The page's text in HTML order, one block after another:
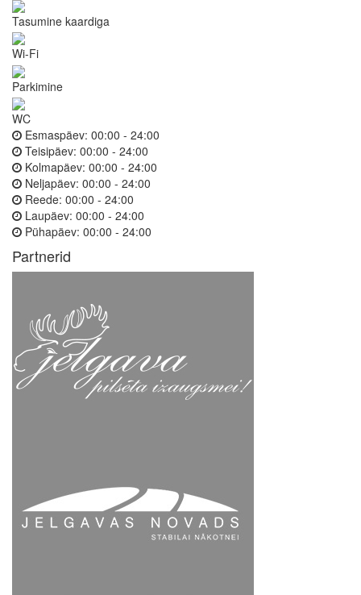
Tasumine kaardiga
Wi-Fi
Parkimine
WC
Esmaspäev: 00:00 - 24:00
Teisipäev: 00:00 - 24:00
Kolmapäev: 00:00 - 24:00
Neljapäev: 00:00 - 24:00
Reede: 00:00 - 24:00
Laupäev: 00:00 - 24:00
Pühapäev: 00:00 - 24:00
Partnerid